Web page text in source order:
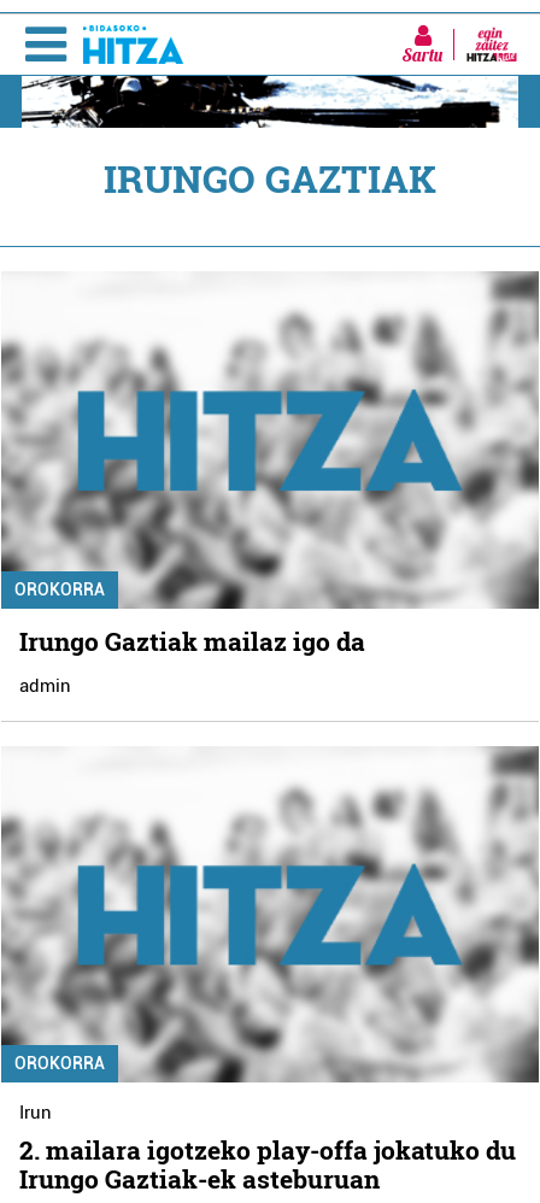
Sartu
IRUNGO GAZTIAK
OROKORRA
Irungo Gaztiak mailaz igo da
admin
OROKORRA
Irun
2. mailara igotzeko play-offa jokatuko du
Irungo Gaztiak-ek asteburuan